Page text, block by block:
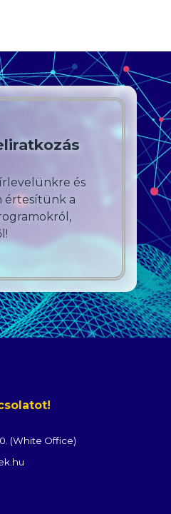
és
értesítünk a
(White Office)